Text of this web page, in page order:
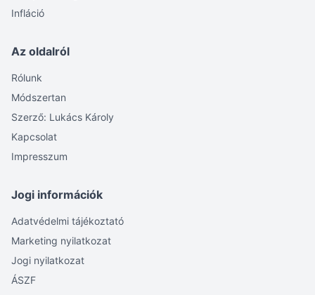
Infláció
Az oldalról
Rólunk
Módszertan
Szerző: Lukács Károly
Kapcsolat
Impresszum
Jogi információk
Adatvédelmi tájékoztató
Marketing nyilatkozat
Jogi nyilatkozat
ÁSZF